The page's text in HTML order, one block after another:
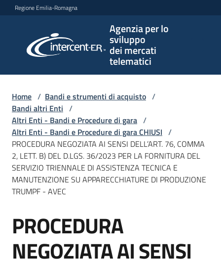
Vai al contenuto
Vai alla navigazione
Vai al footer
Regione Emilia-Romagna
Agenzia per lo
sviluppo
dei mercati
telematici
per lo
sviluppo
telematici
L'Agenzia
Bandi
e
di
acquisto
Home / Bandi e strumenti di acquisto /
Bandi altri Enti /
Altri Enti - Bandi e Procedure di gara /
Altri Enti - Bandi e Procedure di gara CHIUSI /
PROCEDURA NEGOZIATA AI SENSI DELL’ART. 76, COMMA
2, LETT. B) DEL D.LGS. 36/2023 PER LA FORNITURA DEL
SERVIZIO TRIENNALE DI ASSISTENZA TECNICA E
MANUTENZIONE SU APPARECCHIATURE DI PRODUZIONE
TRUMPF - AVEC
Salta al contenuto
PROCEDURA
NEGOZIATA AI SENSI